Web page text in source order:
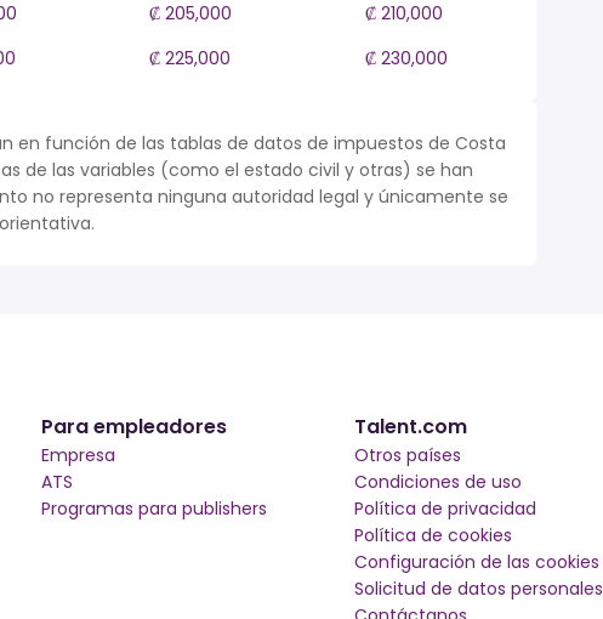
₡ 205,000
₡ 210,000
₡ 225,000 ₡ 230,000
en función de las tablas de datos de impuestos de Costa
de las variables (como el estado civil y otras) se han
no representa ninguna autoridad legal y únicamente se
Para empleadores
Empresa
ATS
Programas para publishers
Talent.com
Otros países
Condiciones de uso
Política de privacidad
Política de cookies
Configuración de las cookies
Solicitud de datos personales